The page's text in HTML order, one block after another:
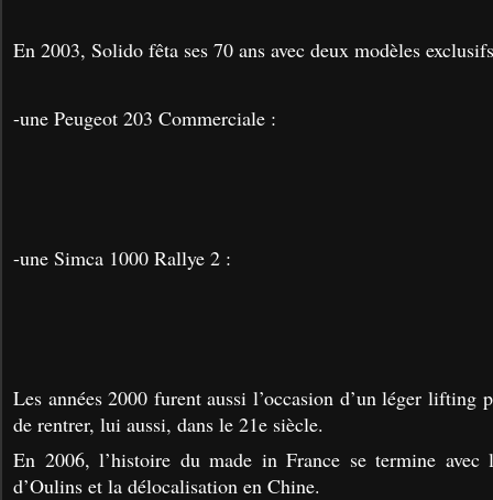
En 2003, Solido fêta ses 70 ans avec deux modèles
-une Peugeot 203 Commerciale :
-une Simca 1000 Rallye 2 :
Les années 2000 furent aussi l’occasion d’un léger lifting
de rentrer, lui aussi, dans le 21e siècle.
En 2006, l’histoire du made in France se termine avec
d’Oulins et la délocalisation en Chine.